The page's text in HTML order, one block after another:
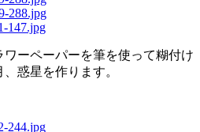
ーペーパーを筆を使って糊付け
惑星を作ります。